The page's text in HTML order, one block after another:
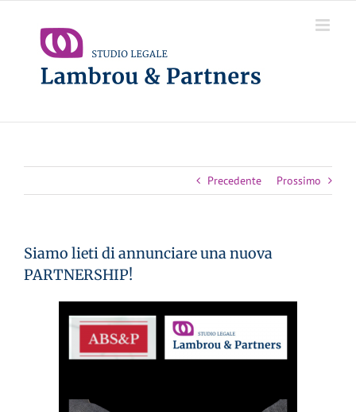
contenuto
Precedente Prossimo
Siamo lieti di annunciare una nuova
PARTNERSHIP!